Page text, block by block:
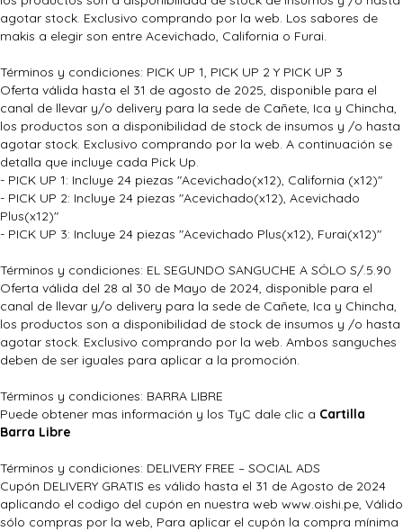
agotar stock. Exclusivo comprando por la web. Los sabores de
makis a elegir son entre Acevichado, California o Furai.
Términos y condiciones: PICK UP 1, PICK UP 2 Y PICK UP 3
Oferta válida hasta el 31 de agosto de 2025, disponible para el
canal de llevar y/o delivery para la sede de Cañete, Ica y Chincha,
los productos son a disponibilidad de stock de insumos y /o hasta
agotar stock. Exclusivo comprando por la web. A continuación se
detalla que incluye cada Pick Up.
- PICK UP 1: Incluye 24 piezas "Acevichado(x12), California (x12)"
- PICK UP 2: Incluye 24 piezas "Acevichado(x12), Acevichado
Plus(x12)"
- PICK UP 3: Incluye 24 piezas "Acevichado Plus(x12), Furai(x12)"
Términos y condiciones: EL SEGUNDO SANGUCHE A SÓLO S/.5.90
Oferta válida del 28 al 30 de Mayo de 2024, disponible para el
canal de llevar y/o delivery para la sede de Cañete, Ica y Chincha,
los productos son a disponibilidad de stock de insumos y /o hasta
agotar stock. Exclusivo comprando por la web. Ambos sanguches
deben de ser iguales para aplicar a la promoción.
Términos y condiciones: BARRA LIBRE
Puede obtener mas información y los TyC dale clic a Cartilla
Barra Libre
Términos y condiciones: DELIVERY FREE – SOCIAL ADS
Cupón DELIVERY GRATIS es válido hasta el 31 de Agosto de 2024
aplicando el codigo del cupón en nuestra web www.oishi.pe, Válido
sólo compras por la web, Para aplicar el cupón la compra mínima